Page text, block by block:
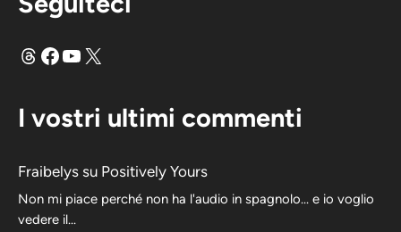
FiliFacebook
YouTube
X
I vostri ultimi commenti
Fraibelys su Positively Yours
Non mi piace perché non ha l'audio in spagnolo... e io voglio
vedere il...